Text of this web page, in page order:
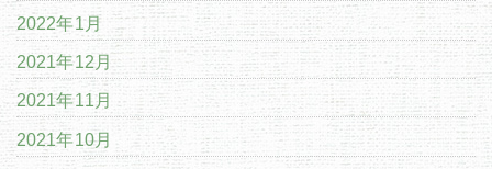
2022年1月
2021年12月
2021年11月
2021年10月